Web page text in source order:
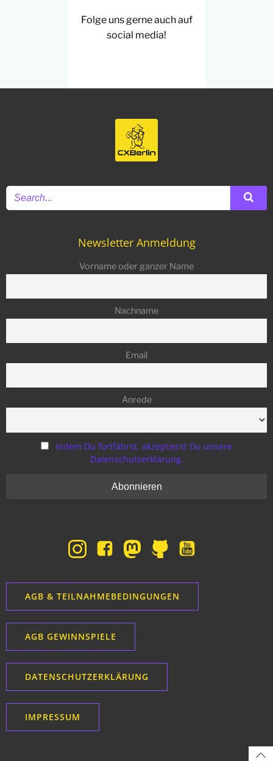
Folge uns gerne auch auf
social media!
Newsletter Anmeldung
Vorname oder ganzer Name
Nachname
Email
Anrede
Indem Du fortfährst, akzeptierst Du unsere
Datenschutzerklärung.
AGB & TEILNAHMEBEDINGUNGEN
AGB GEWINNSPIELE
DATENSCHUTZERKLÄRUNG
IMPRESSUM